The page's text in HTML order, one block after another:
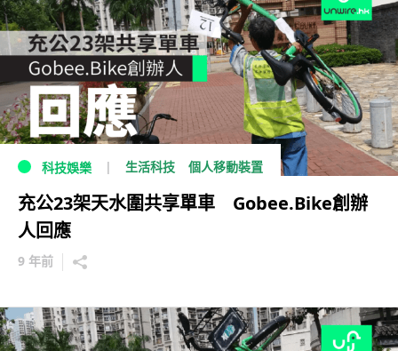
科技娛樂 生活科技 個人移動裝置
充公23架天水圍共享單車 Gobee.Bike創辦
人回應
9 年前